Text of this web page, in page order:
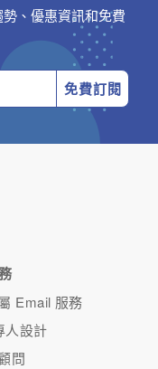
、優惠資訊和免費
免費訂閱
Email 服務
人設計
問